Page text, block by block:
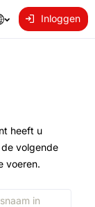
Inloggen
heeft u
volgende
voeren.